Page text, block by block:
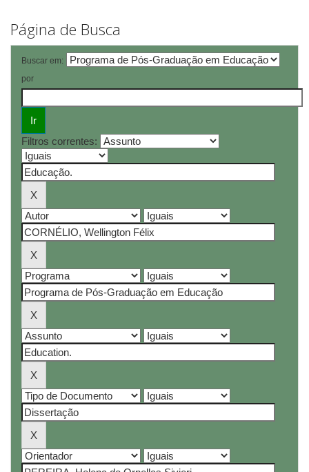
Página de Busca
Buscar em:
por
Filtros correntes: